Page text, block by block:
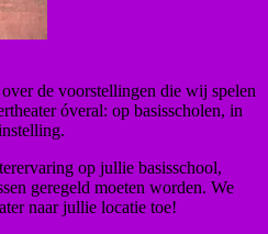
de voorstellingen die wij spelen
óveral: op basisscholen, in
op jullie basisschool,
geregeld moeten worden. We
naar jullie locatie toe!